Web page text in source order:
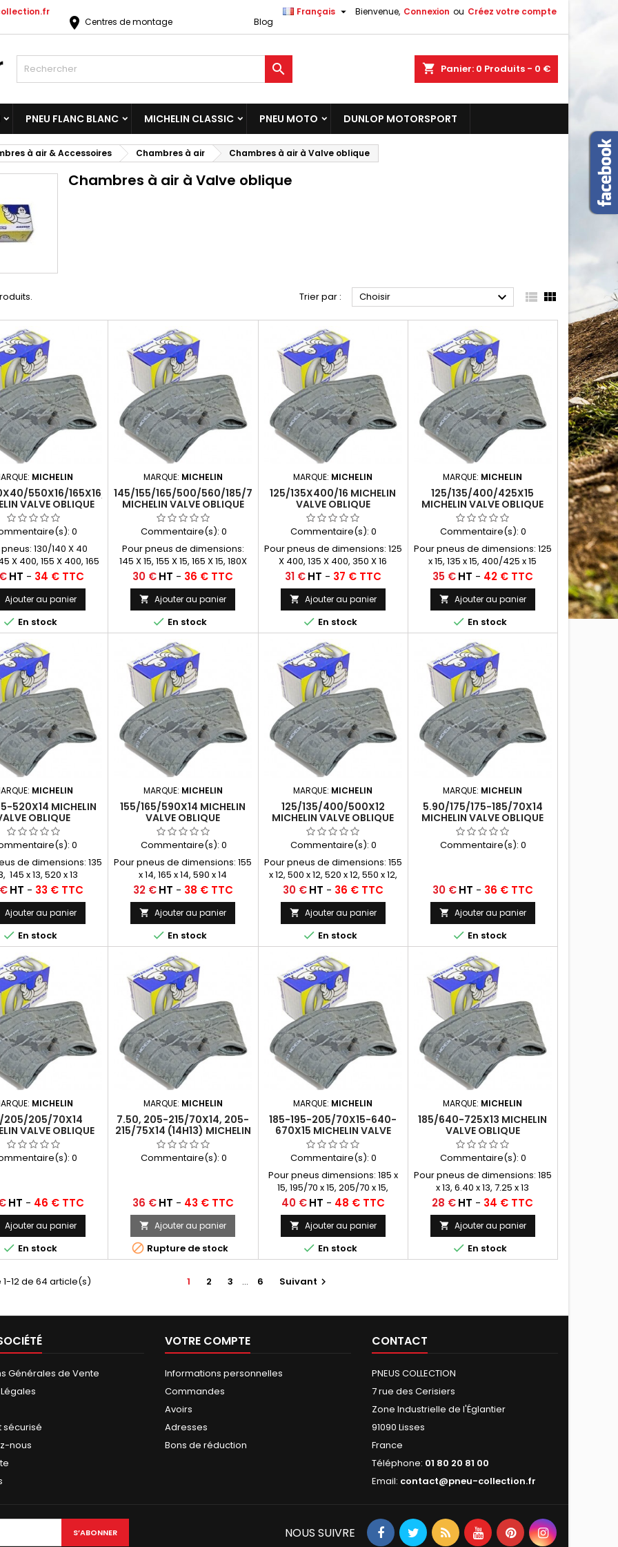
Bienvenue, Connexion ou Créez votre compte
Français 
Blog
location_on Centres de montage
shopping_cart Panier: 0 Produits - 0 €

PNEU FLANC BLANC MICHELIN CLASSIC PNEU MOTO DUNLOP MOTORSPORT
à air & Accessoires Chambres à air Chambres à air à Valve oblique
Chambres à air à Valve oblique
Trier par : Choisir   
MICHELIN
550X16/165X16/145/155/165X400
VALVE OBLIQUE
(16E13)
0
130/140 X 40
X 400, 155 X 400, 165
X 400, 550 X 16
HT - 34 € TTC
Ajouter au panier
 En stock
MARQUE: MICHELIN
145/155/165/500/560/185/70X15
MICHELIN VALVE OBLIQUE
CAOUTCHOUC (15E13)
Commentaire(s): 0
Pour pneus de dimensions:
145 X 15, 155 X 15, 165 X 15, 180X
15, 185/70 X 15, 500 X 15, 560 X
15,
Prix
30 €HT - 36 € TTC
 Ajouter au panier
 En stock
MARQUE: MICHELIN
125/135X400/16 MICHELIN
VALVE OBLIQUE
CAOUTCHOUC (16C13)
Commentaire(s):0
Pour pneus de dimensions: 125
X 400, 135 X 400, 350 X 16
Prix
31 € HT - 37 € TTC
 Ajouter au panier
 En stock
MARQUE: MICHELIN
125/135/400/425X15
MICHELIN VALVE OBLIQUE
CAOUTCHOUC (15CB13)15
CB 13 MICHELIN
Commentaire(s):0
Pour pneus de dimensions: 125
x 15, 135 x 15, 400/425 x 15
Prix
35 €HT - 42 € TTC
 Ajouter au panier
 En stock
MICHELIN
520X14 MICHELIN
OBLIQUE
(14CG13)
0
de dimensions: 135
145 x 13, 520 x 13
HT - 33 € TTC
Ajouter au panier
 En stock
MARQUE: MICHELIN
155/165/590X14 MICHELIN
VALVE OBLIQUE
CAOUTCHOUC (14D13)
Commentaire(s): 0
Pour pneus de dimensions: 155
x 14, 165 x 14, 590 x 14
Prix
32 €HT - 38 € TTC
 Ajouter au panier
 En stock
MARQUE: MICHELIN
125/135/400/500X12
MICHELIN VALVE OBLIQUE
CAOUTCHOUC (12C13)
Commentaire(s):0
Pour pneus de dimensions: 155
x 12, 500 x 12, 520 x 12, 550 x 12,
600 x 12
Prix
30 € HT - 36 € TTC
 Ajouter au panier
 En stock
MARQUE: MICHELIN
5.90/175/175-185/70X14
MICHELIN VALVE OBLIQUE
CAOUTCHOUC (14E13)
Commentaire(s):0
Prix
30 €HT - 36 € TTC
 Ajouter au panier
 En stock
MICHELIN
205/205/70X14
VALVE OBLIQUE
(14F13)
0
HT - 46 € TTC
Ajouter au panier
 En stock
MARQUE: MICHELIN
7.50, 205-215/70X14, 205-
215/75X14 (14H13) MICHELIN
VALVE OBLIQUE
CAOUTCHOUC
Commentaire(s): 0
Prix
36 €HT - 43 € TTC
 Ajouter au panier
 Rupture de stock
MARQUE: MICHELIN
185-195-205/70X15-640-
670X15 MICHELIN VALVE
OBLIQUE CAOUTCHOUC
(15F13)
Commentaire(s):0
Pour pneus dimensions: 185 x
15, 195/70 x 15, 205/70 x 15,
215/70 x 15
Prix
40 € HT - 48 € TTC
 Ajouter au panier
 En stock
MARQUE: MICHELIN
185/640-725X13 MICHELIN
VALVE OBLIQUE
CAOUTCHOUC (13F13)
Commentaire(s):0
Pour pneus de dimensions: 185
x 13, 6.40 x 13, 7.25 x 13
Prix
28 €HT - 34 € TTC
 Ajouter au panier
 En stock
12 de 64 article(s) 1 2 3 … 6 Suivant 
Générales de Vente
sécurisé
nous
VOTRE COMPTE
Informations personnelles
Commandes
Avoirs
Adresses
Bons de réduction
CONTACT
PNEUS COLLECTION
7 rue des Cerisiers
Zone Industrielle de l'Églantier
91090 Lisses
France
Téléphone: 01 80 20 81 00
Email: contact@pneu-collection.fr
NOUS SUIVRE